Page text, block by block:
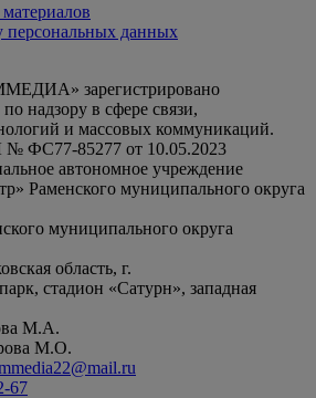
персональных данных
зарегистрировано
надзору в сфере связи,
и массовых коммуникаций.
№ ФС77-85277 от 10.05.2023
автономное учреждение
Раменского муниципального округа
муниципального округа
область, г.
стадион «Сатурн», западная
М.А.
М.О.
67